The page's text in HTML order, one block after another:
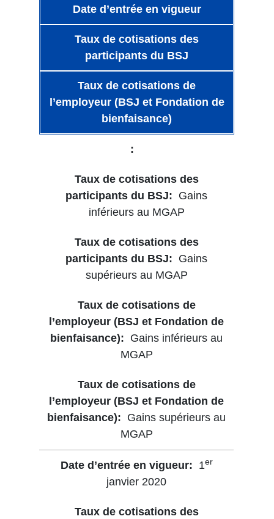
Date d’entrée en vigueur
Taux de cotisations des
participants du BSJ
Taux de cotisations de
l’employeur (BSJ et Fondation de
bienfaisance)
Gains
inférieurs au MGAP
Gains
supérieurs au MGAP
Gains inférieurs au
MGAP
Gains supérieurs au
MGAP
1er
janvier 2020